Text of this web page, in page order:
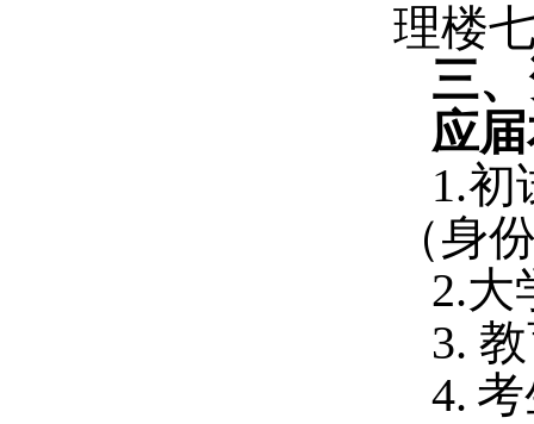
理楼
三
应
1.初
（身
2.大
3.
4.